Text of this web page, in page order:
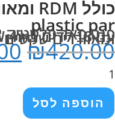
plastic par
פנספארפלסטיקSOLARIS BASIC 180 V2 עם18 לדיםRGBW 4in1 ומאוורריםשקטים18pcs plastic par ₪420.00
הוספה לסל